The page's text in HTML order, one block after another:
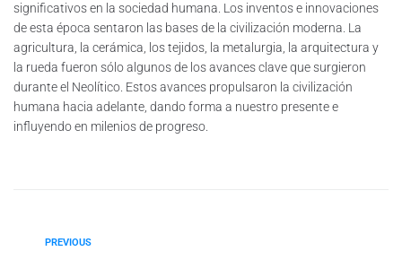
significativos en la sociedad humana. Los inventos e innovaciones
de esta época sentaron las bases de la civilización moderna. La
agricultura, la cerámica, los tejidos, la metalurgia, la arquitectura y
la rueda fueron sólo algunos de los avances clave que surgieron
durante el Neolítico. Estos avances propulsaron la civilización
humana hacia adelante, dando forma a nuestro presente e
influyendo en milenios de progreso.
PREVIOUS